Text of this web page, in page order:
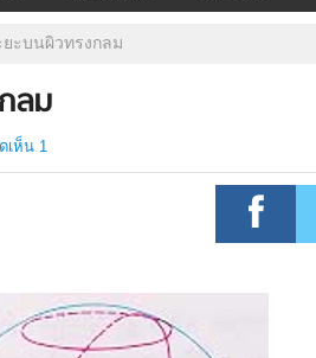
ยะบนผิวทรงกลม
ลม
เห็น 1